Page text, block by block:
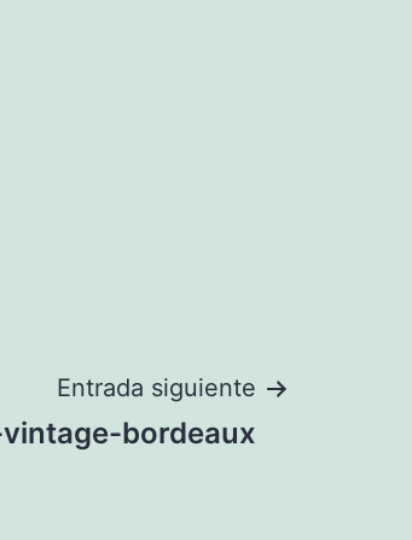
Entrada siguiente
bordeaux